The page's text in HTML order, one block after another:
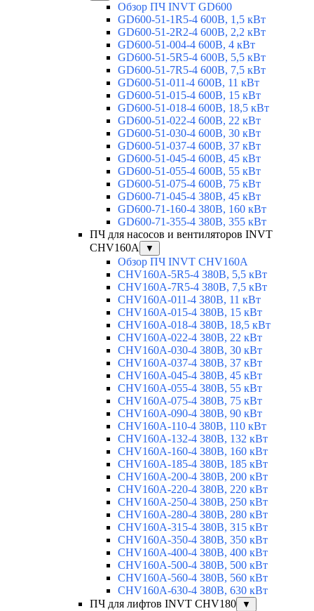
Обзор ПЧ INVT GD600
GD600-51-1R5-4 600В, 1,5 кВт
GD600-51-2R2-4 600В, 2,2 кВт
GD600-51-004-4 600В, 4 кВт
GD600-51-5R5-4 600В, 5,5 кВт
GD600-51-7R5-4 600В, 7,5 кВт
GD600-51-011-4 600В, 11 кВт
GD600-51-015-4 600В, 15 кВт
GD600-51-018-4 600В, 18,5 кВт
GD600-51-022-4 600В, 22 кВт
GD600-51-030-4 600В, 30 кВт
GD600-51-037-4 600В, 37 кВт
GD600-51-045-4 600В, 45 кВт
GD600-51-055-4 600В, 55 кВт
GD600-51-075-4 600В, 75 кВт
GD600-71-045-4 380В, 45 кВт
GD600-71-160-4 380В, 160 кВт
GD600-71-355-4 380В, 355 кВт
ПЧ для насосов и вентиляторов INVT
CHV160A
▼
Обзор ПЧ INVT CHV160A
CHV160A-5R5-4 380В, 5,5 кВт
CHV160A-7R5-4 380В, 7,5 кВт
CHV160A-011-4 380В, 11 кВт
CHV160A-015-4 380В, 15 кВт
CHV160A-018-4 380В, 18,5 кВт
CHV160A-022-4 380В, 22 кВт
CHV160A-030-4 380В, 30 кВт
CHV160A-037-4 380В, 37 кВт
CHV160A-045-4 380В, 45 кВт
CHV160A-055-4 380В, 55 кВт
CHV160A-075-4 380В, 75 кВт
CHV160A-090-4 380В, 90 кВт
CHV160A-110-4 380В, 110 кВт
CHV160A-132-4 380В, 132 кВт
CHV160A-160-4 380В, 160 кВт
CHV160A-185-4 380В, 185 кВт
CHV160A-200-4 380В, 200 кВт
CHV160A-220-4 380В, 220 кВт
CHV160A-250-4 380В, 250 кВт
CHV160A-280-4 380В, 280 кВт
CHV160A-315-4 380В, 315 кВт
CHV160A-350-4 380В, 350 кВт
CHV160A-400-4 380В, 400 кВт
CHV160A-500-4 380В, 500 кВт
CHV160A-560-4 380В, 560 кВт
CHV160A-630-4 380В, 630 кВт
ПЧ для лифтов INVT CHV180
▼